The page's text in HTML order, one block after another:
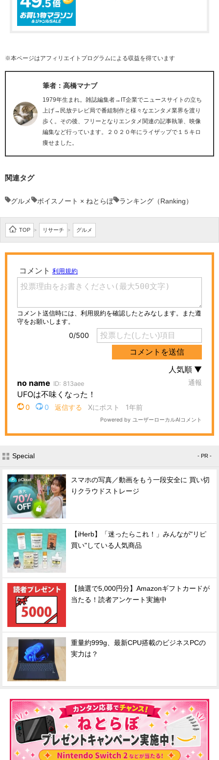
※本ページはアフィリエイトプログラムによる収益を得ています
筆者：高橋マナブ
1979年生まれ。雑誌編集者→IT企業でニュースサイトの立ち
上げ→民放テレビ局で番組制作と様々なエンタメ業界を渡り
歩く。その後、フリーとなりエンタメ関連の記事執筆、映像
編集など行っています。２０２０年にライザップで１５キロ
痩せました。
関連タグ
グルメ ボイスノート × ねとらぼ ランキング（Ranking）
TOP > リサーチ > グルメ
Special - PR -
スマホの写真／動画をもう一段安全に 買い切
りクラウドストレージ
【iHerb】「迷ったらこれ！」みんなが"リピ
買い"している人気商品
【抽選で5,000円分】Amazonギフトカードが
当たる！読者アンケート実施中
重量約999g、最新CPU搭載のビジネスPCの
実力は？